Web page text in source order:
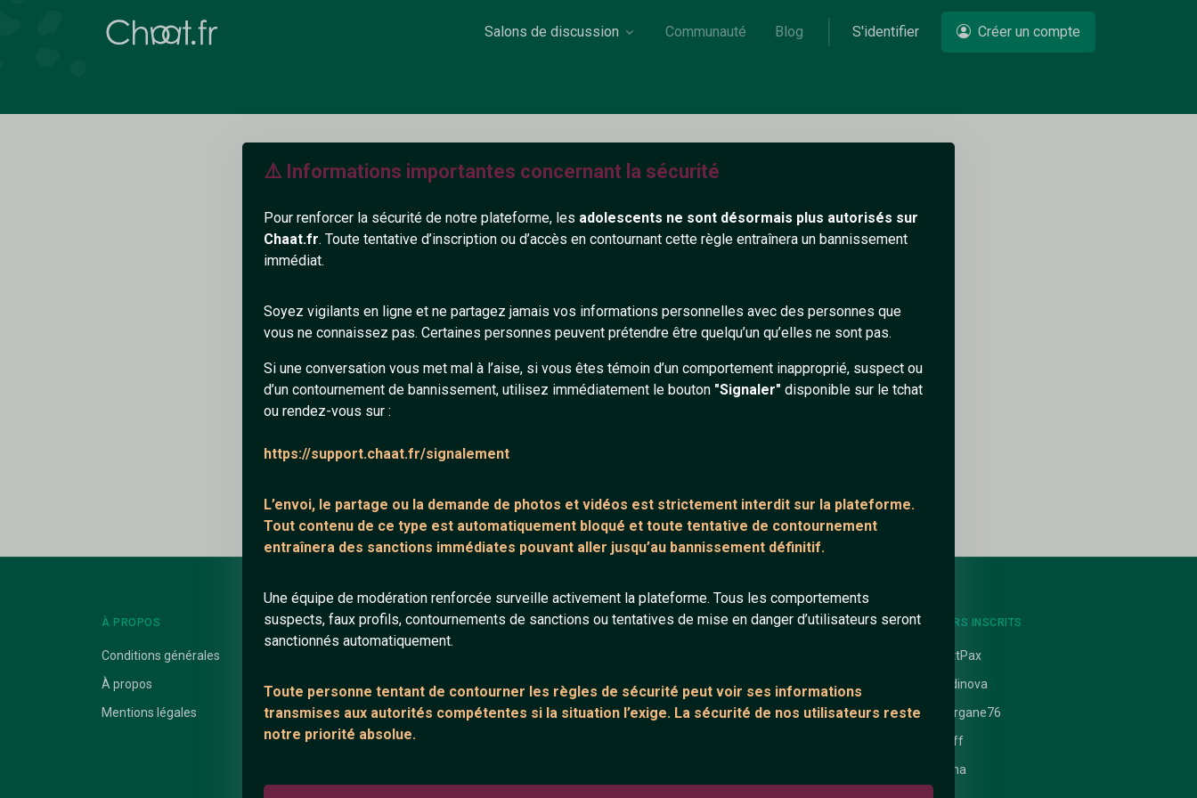
⚠️ Informations importantes concernant la sécurité
Pour renforcer la sécurité de notre plateforme, les adolescents ne sont désormais plus autorisés sur
Chaat.fr. Toute tentative d’inscription ou d’accès en contournant cette règle entraînera un bannissement
immédiat.
Soyez vigilants en ligne et ne partagez jamais vos informations personnelles avec des personnes que
vous ne connaissez pas. Certaines personnes peuvent prétendre être quelqu’un qu’elles ne sont pas.
Si une conversation vous met mal à l’aise, si vous êtes témoin d’un comportement inapproprié, suspect ou
d’un contournement de bannissement, utilisez immédiatement le bouton "Signaler" disponible sur le tchat
ou rendez-vous sur :
https://support.chaat.fr/signalement
L’envoi, le partage ou la demande de photos et vidéos est strictement interdit sur la plateforme.
Tout contenu de ce type est automatiquement bloqué et toute tentative de contournement
entraînera des sanctions immédiates pouvant aller jusqu’au bannissement définitif.
Une équipe de modération renforcée surveille activement la plateforme. Tous les comportements
suspects, faux profils, contournements de sanctions ou tentatives de mise en danger d’utilisateurs seront
sanctionnés automatiquement.
Toute personne tentant de contourner les règles de sécurité peut voir ses informations
transmises aux autorités compétentes si la situation l’exige. La sécurité de nos utilisateurs reste
notre priorité absolue.
Salons de discussion Communauté Blog S'identifier Créer un compte
Petch
39 ans -
Ajouter un commentaire (0)
À PROPOS
Conditions générales
À propos
Mentions légales
LIENS UTILES
Salons de discussion
Communauté
ANNEXE
Support IRC
ARTICLES RÉCENTS
Chat en ligne
Témoignage de nathanaelle
DERNIERS INSCRITS
ElliottPax
Desdinova
_Morgane76
brefff
emma